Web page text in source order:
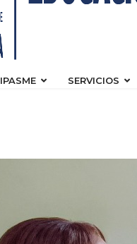
IPASME SERVICIOS